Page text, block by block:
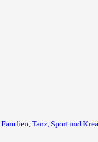
Familien, Tanz, Sport und